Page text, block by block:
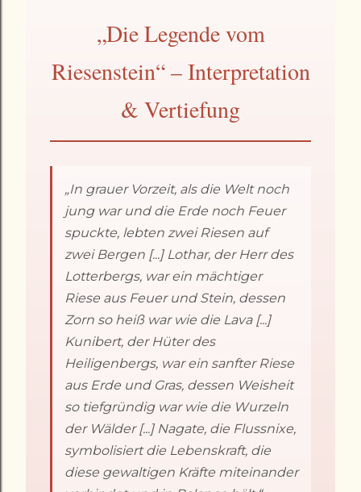
„Die Legende vom
Riesenstein“ – Interpretation
& Vertiefung
„In grauer Vorzeit, als die Welt noch
jung war und die Erde noch Feuer
spuckte, lebten zwei Riesen auf
zwei Bergen [...] Lothar, der Herr des
Lotterbergs, war ein mächtiger
Riese aus Feuer und Stein, dessen
Zorn so heiß war wie die Lava [...]
Kunibert, der Hüter des
Heiligenbergs, war ein sanfter Riese
aus Erde und Gras, dessen Weisheit
so tiefgründig war wie die Wurzeln
der Wälder [...] Nagate, die Flussnixe,
symbolisiert die Lebenskraft, die
diese gewaltigen Kräfte miteinander